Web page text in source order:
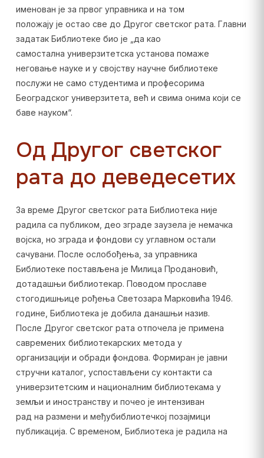
именован је за првог управника и на том
положају је остао све до Другог светског рата. Главни
задатак Библиотеке био је „да као
самостална универзитетска установа помаже
неговање науке и у својству научне библиотеке
послужи не само студентима и професорима
Београдског универзитета, већ и свима онима који се
баве науком“.
Од Другог светског
рата до деведесетих
За време Другог светског рата Библиотека није
радила са публиком, део зграде заузела је немачка
војска, но зграда и фондови су углавном остали
сачувани. После ослобођења, за управника
Библиотеке постављена је Милица Продановић,
дотадашњи библиотекар. Поводом прославе
стогодишњице рођења Светозара Марковића 1946.
године, Библиотека је добила данашњи назив.
После Другог светског рата отпочела је примена
савремених библиотекарских метода у
организацији и обради фондова. Формиран је јавни
стручни каталог, успостављени су контакти са
универзитетским и националним библиотекама у
земљи и иностранству и почео је интензиван
рад на размени и међубиблиотечкој позајмици
публикација. С временом, Библиотека је радила на